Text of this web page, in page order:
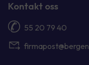
Kontakt oss
55 20 79 40